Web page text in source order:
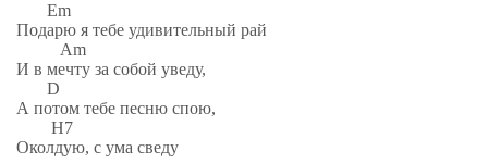
Em
Подарю я тебе удивительный рай
Am
И в мечту за собой уведу,
D
А потом тебе песню спою,
H7
Околдую, с ума сведу